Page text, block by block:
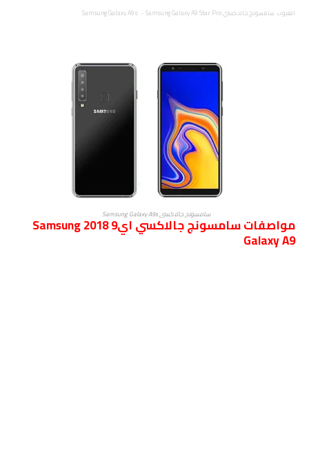
العيوب سامسونج جالاكسي Samsung Galaxy A9s .-Samsung Galaxy A9 Star Pro
سامسونج جالاكسي Samsung Galaxy A9s
مواصفات سامسونج جالاكسي اي9 2018 Samsung
Galaxy A9